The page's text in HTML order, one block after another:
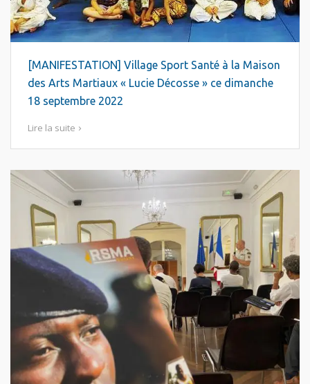
[MANIFESTATION] Village Sport Santé à la Maison
des Arts Martiaux « Lucie Décosse » ce dimanche
18 septembre 2022
Lire la suite